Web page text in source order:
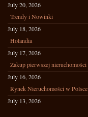
July 20, 2026
Trendy i Nowinki
July 18, 2026
Holandia
July 17, 2026
Zakup pierwszej nieruchomości
July 16, 2026
Rynek Nieruchomości w Polsce
July 13, 2026